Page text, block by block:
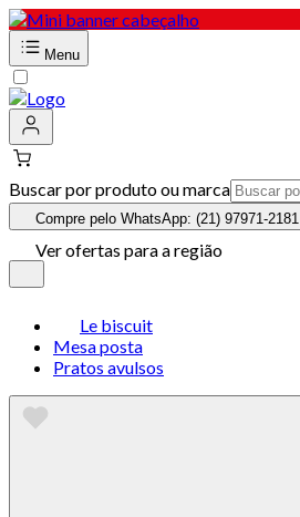
Menu
Buscar por produto ou marca
Compre pelo WhatsApp: (21) 97971-2181
Ver ofertas para a região
Le biscuit
Mesa posta
Pratos avulsos